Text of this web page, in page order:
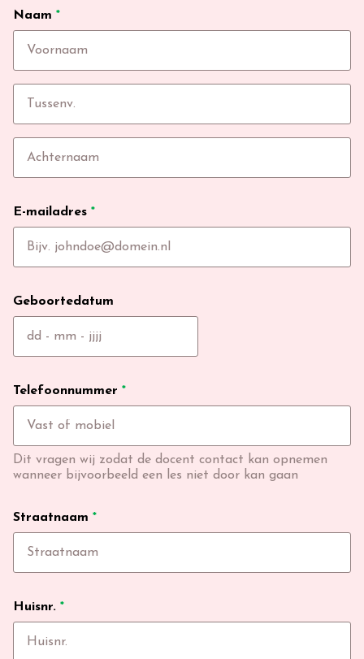
Naam *
E-mailadres *
Geboortedatum
Telefoonnummer *
Dit vragen wij zodat de docent contact kan opnemen
wanneer bijvoorbeeld een les niet door kan gaan
Straatnaam *
Huisnr. *